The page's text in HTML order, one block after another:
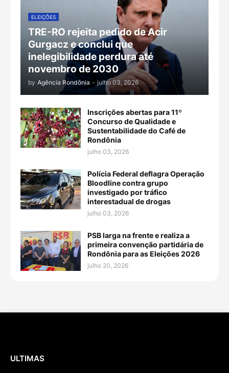
ELEIÇÕES
TRE-RO rejeita pedido de Acir
Gurgacz e conclui que
inelegibilidade perdura até
novembro de 2030
by Agência Rondônia - julho 03, 2026
Inscrições abertas para 11º
Concurso de Qualidade e
Sustentabilidade do Café de
Rondônia
julho 03, 2026
Polícia Federal deflagra Operação
Bloodline contra grupo
investigado por tráfico
interestadual de drogas
julho 03, 2026
PSB larga na frente e realiza a
primeira convenção partidária de
Rondônia para as Eleições 2026
julho 20, 2026
ULTIMAS